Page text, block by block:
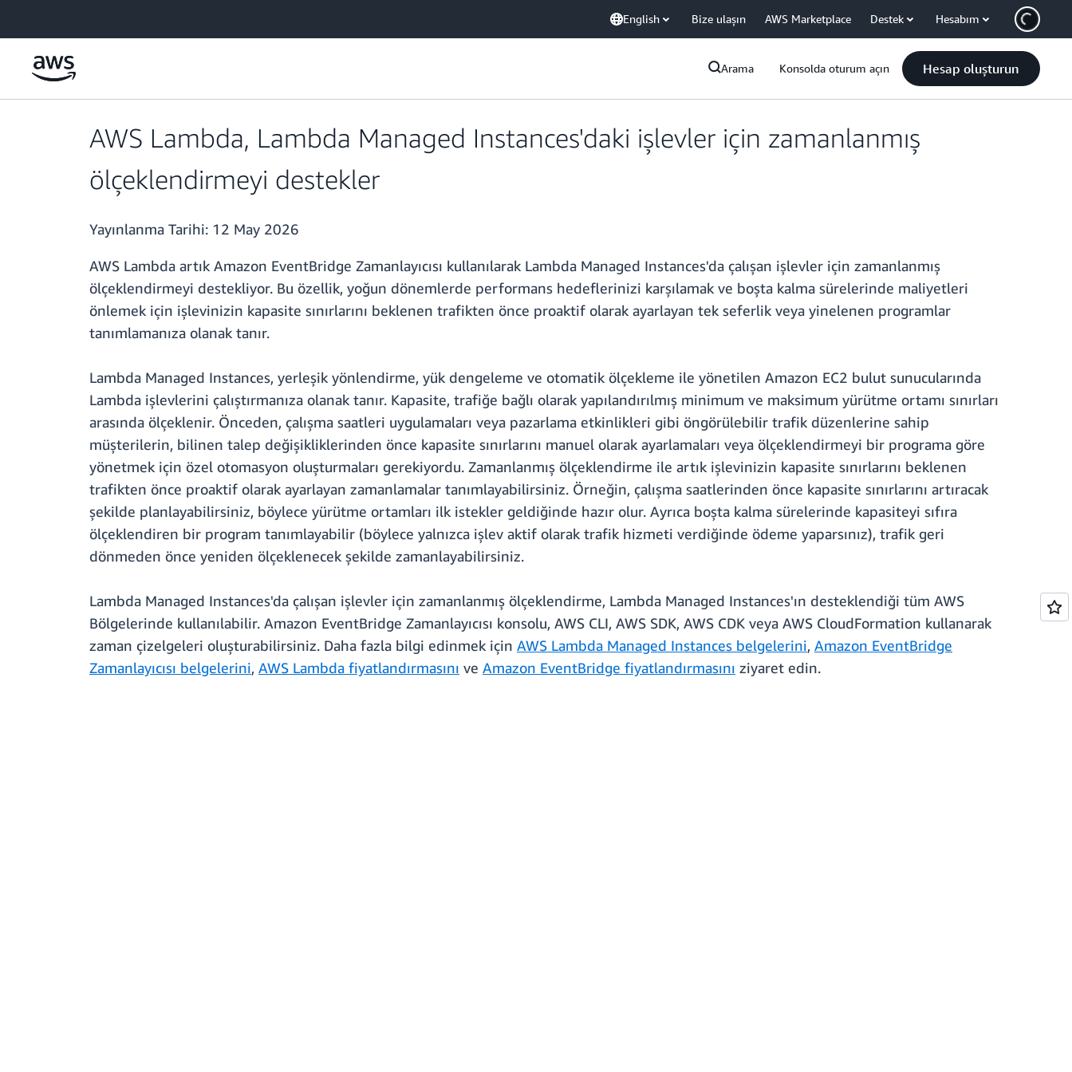
English Bize ulaşın AWS Marketplace Destek Hesabım
Arama Konsolda oturum açın Hesap oluşturun
AWS Lambda, Lambda Managed Instances'daki işlevler için zamanlanmış
ölçeklendirmeyi destekler
Yayınlanma Tarihi: 12 May 2026
AWS Lambda artık Amazon EventBridge Zamanlayıcısı kullanılarak Lambda Managed Instances'da çalışan işlevler için zamanlanmış
ölçeklendirmeyi destekliyor. Bu özellik, yoğun dönemlerde performans hedeflerinizi karşılamak ve boşta kalma sürelerinde maliyetleri
önlemek için işlevinizin kapasite sınırlarını beklenen trafikten önce proaktif olarak ayarlayan tek seferlik veya yinelenen programlar
tanımlamanıza olanak tanır.
Lambda Managed Instances, yerleşik yönlendirme, yük dengeleme ve otomatik ölçekleme ile yönetilen Amazon EC2 bulut sunucularında
Lambda işlevlerini çalıştırmanıza olanak tanır. Kapasite, trafiğe bağlı olarak yapılandırılmış minimum ve maksimum yürütme ortamı sınırları
arasında ölçeklenir. Önceden, çalışma saatleri uygulamaları veya pazarlama etkinlikleri gibi öngörülebilir trafik düzenlerine sahip
müşterilerin, bilinen talep değişikliklerinden önce kapasite sınırlarını manuel olarak ayarlamaları veya ölçeklendirmeyi bir programa göre
yönetmek için özel otomasyon oluşturmaları gerekiyordu. Zamanlanmış ölçeklendirme ile artık işlevinizin kapasite sınırlarını beklenen
trafikten önce proaktif olarak ayarlayan zamanlamalar tanımlayabilirsiniz. Örneğin, çalışma saatlerinden önce kapasite sınırlarını artıracak
şekilde planlayabilirsiniz, böylece yürütme ortamları ilk istekler geldiğinde hazır olur. Ayrıca boşta kalma sürelerinde kapasiteyi sıfıra
ölçeklendiren bir program tanımlayabilir (böylece yalnızca işlev aktif olarak trafik hizmeti verdiğinde ödeme yaparsınız), trafik geri
dönmeden önce yeniden ölçeklenecek şekilde zamanlayabilirsiniz.
Lambda Managed Instances'da çalışan işlevler için zamanlanmış ölçeklendirme, Lambda Managed Instances'ın desteklendiği tüm AWS
Bölgelerinde kullanılabilir. Amazon EventBridge Zamanlayıcısı konsolu, AWS CLI, AWS SDK, AWS CDK veya AWS CloudFormation kullanarak
zaman çizelgeleri oluşturabilirsiniz. Daha fazla bilgi edinmek için AWS Lambda Managed Instances belgelerini, Amazon EventBridge
Zamanlayıcısı belgelerini, AWS Lambda fiyatlandırmasını ve Amazon EventBridge fiyatlandırmasını ziyaret edin.